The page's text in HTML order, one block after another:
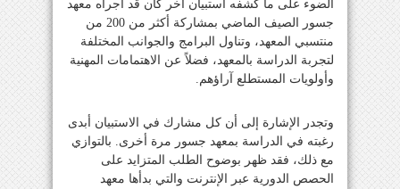
الضوء على ما كشفه استبيان آخر كان قد أجراه معهد
جسور الصيف الماضي بمشاركة أكثر من 200 من
منتسبي المعهد، وتناول البرامج والجوانب المختلفة
لتجربة الدراسة بالمعهد، فضلاً عن الاهتمامات المهنية
وأولويات المستطلع آراؤهم.
وتجدر الإشارة إلى أن كل مشارك في الاستبيان أبدى
رغبته في الدراسة بمعهد جسور مرة أخرى. بالتوازي
مع ذلك، فقد ظهر بوضوح الطلب المتزايد على
الحصص الدورية عبر الإنترنت والتي بدأها معهد